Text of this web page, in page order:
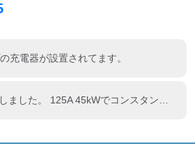
充電器が設置されてます。
Tesla Model3で利用しました。 125A 45kWでコンスタントに充電できました。 充電用スペースは2台分ありますがケーブルは1本なので同時に1台しか充電出来ないと思います。 お店は9:45にならないと開かないのでお茶を頂く事は出来ませんでした。